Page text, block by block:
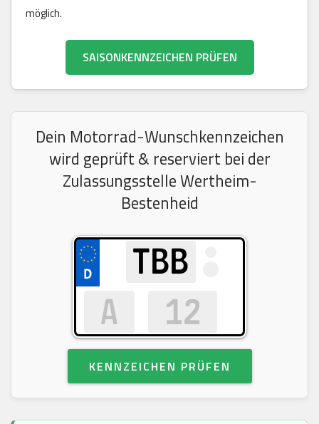
möglich.
SAISONKENNZEICHEN PRÜFEN
Dein Motorrad-Wunschkennzeichen
wird geprüft & reserviert bei der
Zulassungsstelle Wertheim-
Bestenheid
KENNZEICHEN PRÜFEN